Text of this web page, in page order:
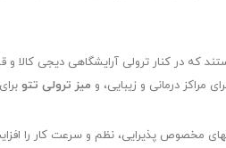
که در کنار ترولی آرایشگاهی دیجی کالا و
مراکز درمانی و زیبایی، و میز ترولی تتو
مخصوص پذیرایی، نظم و سرعت کار را